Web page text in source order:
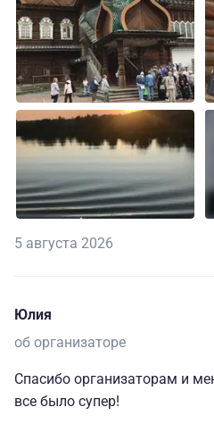
5 августа 2026
Юлия
об организаторе
Спасибо организаторам и
все было супер!